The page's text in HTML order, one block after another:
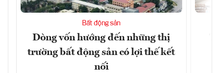
Bất động sản
Dòng vốn hướng đến những thị
trường bất động sản có lợi thế kết
nối